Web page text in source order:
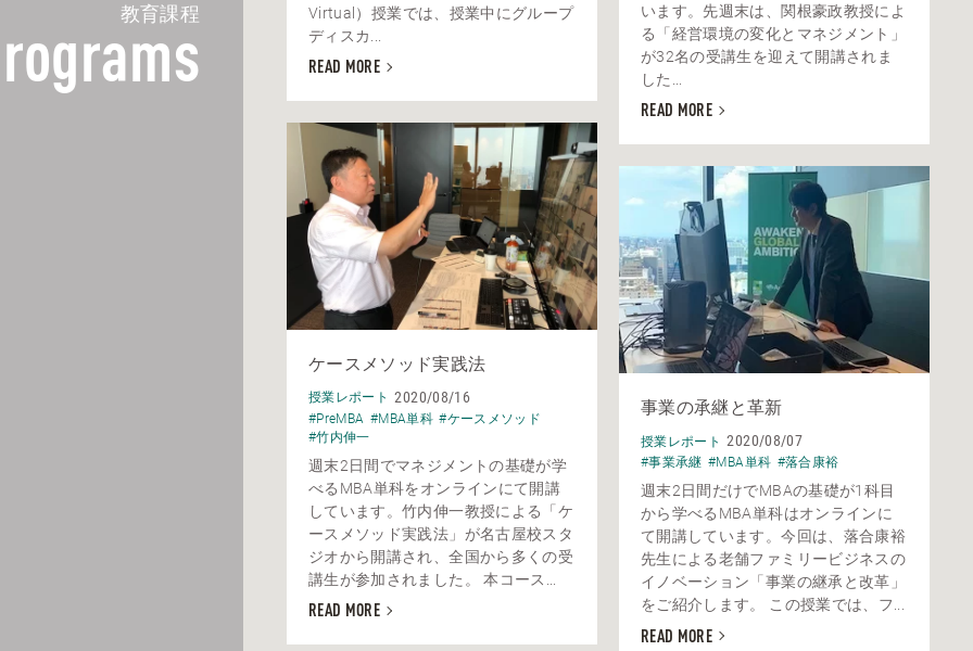
教育課程
Virtual）授業では、授業中にグループ
ディスカ...
READ MORE
います。先週末は、関根豪政教授によ
る「経営環境の変化とマネジメント」
が32名の受講生を迎えて開講されま
した...
READ MORE
ケースメソッド実践法
授業レポート 2020/08/16
#PreMBA #MBA単科 #ケースメソッド
#竹内伸一
週末2日間でマネジメントの基礎が学
べるMBA単科をオンラインにて開講
しています。竹内伸一教授による「ケ
ースメソッド実践法」が名古屋校スタ
ジオから開講され、全国から多くの受
講生が参加されました。 本コース...
READ MORE
事業の承継と革新
授業レポート 2020/08/07
#事業承継 #MBA単科 #落合康裕
週末2日間だけでMBAの基礎が1科目
から学べるMBA単科はオンラインに
て開講しています。今回は、落合康裕
先生による老舗ファミリービジネスの
イノベーション「事業の継承と改革」
をご紹介します。 この授業では、フ...
READ MORE